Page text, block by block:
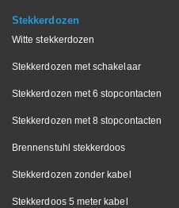
Stekkerdozen
Witte stekkerdozen
Stekkerdozen met schakelaar
Stekkerdozen met 6 stopcontacten
Stekkerdozen met 8 stopcontacten
Brennenstuhl stekkerdoos
Stekkerdozen zonder kabel
Stekkerdoos 5 meter kabel